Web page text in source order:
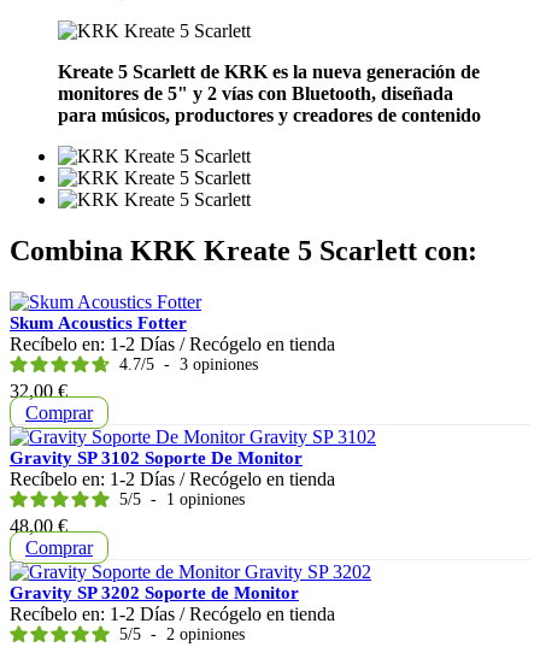
Kreate 5 Scarlett de KRK es la nueva generación de
monitores de 5" y 2 vías con Bluetooth, diseñada
para músicos, productores y creadores de contenido
Combina KRK Kreate 5 Scarlett con:
Skum Acoustics Fotter
Recíbelo en: 1-2 Días / Recógelo en tienda
4.7/5 - 3 opiniones
Precio
32,00 €
Comprar
Gravity SP 3102 Soporte De Monitor
Recíbelo en: 1-2 Días / Recógelo en tienda
5/5 - 1 opiniones
Precio
48,00 €
Comprar
Gravity SP 3202 Soporte de Monitor
Recíbelo en: 1-2 Días / Recógelo en tienda
5/5 - 2 opiniones